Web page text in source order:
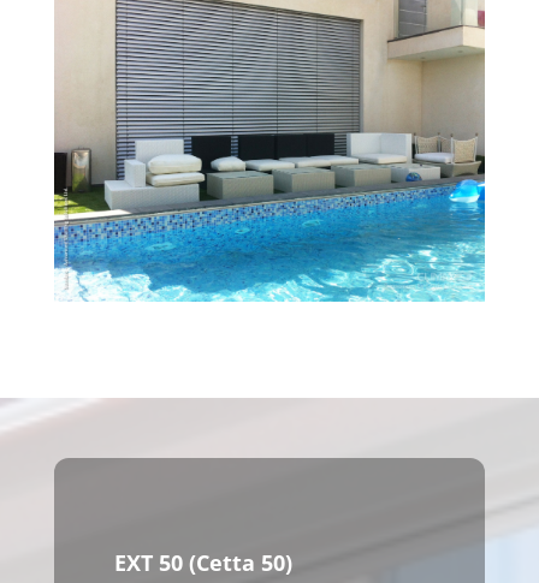
EXT 50 (Cetta 50)